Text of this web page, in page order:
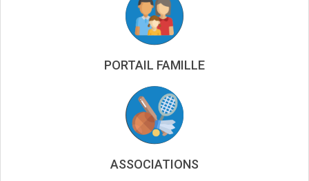
PORTAIL FAMILLE
ASSOCIATIONS